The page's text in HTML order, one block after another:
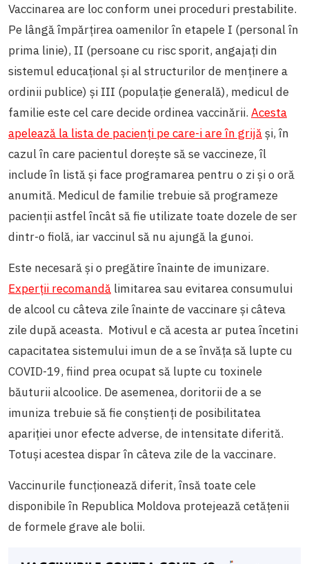
Vaccinarea are loc conform unei proceduri prestabilite.
Pe lângă împărțirea oamenilor în etapele I (personal în
prima linie), II (persoane cu risc sporit, angajați din
sistemul educațional și al structurilor de menținere a
ordinii publice) și III (populație generală), medicul de
familie este cel care decide ordinea vaccinării. Acesta
apelează la lista de pacienți pe care-i are în grijăși, în
cazul în care pacientul dorește să se vaccineze, îl
include în listă și face programarea pentru o zi și o oră
anumită. Medicul de familie trebuie să programeze
pacienții astfel încât să fie utilizate toate dozele de ser
dintr-o fiolă, iar vaccinul să nu ajungă la gunoi.
Este necesară și o pregătire înainte de imunizare.
Experții recomandă limitarea sau evitarea consumului
de alcool cu câteva zile înainte de vaccinare și câteva
zile după aceasta. Motivul e că acesta ar putea încetini
capacitatea sistemului imun de a se învăța să lupte cu
COVID-19, fiind prea ocupat să lupte cu toxinele
băuturii alcoolice. De asemenea, doritorii de a se
imuniza trebuie să fie conștienți de posibilitatea
apariției unor efecte adverse, de intensitate diferită.
Totuși acestea dispar în câteva zile de la vaccinare.
Vaccinurile funcționează diferit, însă toate cele
disponibile în Republica Moldova protejează cetățenii
de formele grave ale bolii.